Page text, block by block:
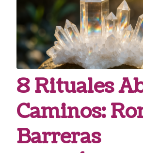
8 Rituales
Caminos:
Barreras